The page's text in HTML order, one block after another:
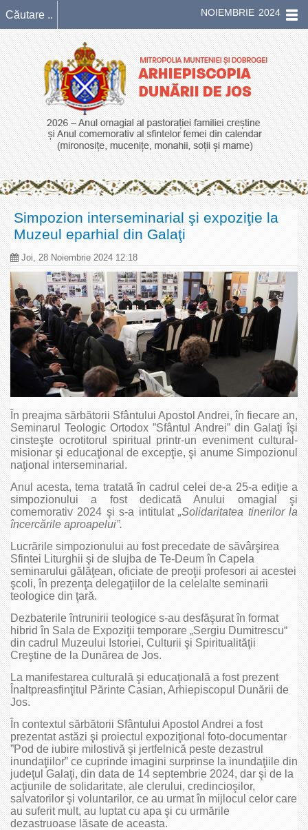
NOIEMBRIE 2024
Simpozion interseminarial şi expoziţie la
Muzeul eparhial din Galaţi
Joi, 28 Noiembrie 2024 12:18
În preajma sărbătorii Sfântului Apostol Andrei, în fiecare an,
Seminarul Teologic Ortodox ”Sfântul Andrei” din Galaţi îşi
cinsteşte ocrotitorul spiritual printr-un eveniment cultural-
misionar şi educaţional de excepţie, şi anume Simpozionul
naţional interseminarial.
Anul acesta, tema tratată în cadrul celei de-a 25-a ediţie a
simpozionului a fost dedicată Anului omagial şi
comemorativ 2024 şi s-a intitulat„Solidaritatea tinerilor la
încercările aproapelui”.
Lucrările simpozionului au fost precedate de săvârşirea
Sfintei Liturghii şi de slujba de Te-Deum în Capela
seminarului gălăţean, oficiate de preoţii profesori ai acestei
şcoli, în prezenţa delegaţiilor de la celelalte seminarii
teologice din ţară.
Dezbaterile întrunirii teologice s-au desfăşurat în format
hibrid în Sala de Expoziţii temporare „Sergiu Dumitrescu“
din cadrul Muzeului Istoriei, Culturii şi Spiritualităţii
Creştine de la Dunărea de Jos.
La manifestarea culturală şi educaţională a fost prezent
Înaltpreasfinţitul Părinte Casian, Arhiepiscopul Dunării de
Jos.
În contextul sărbătorii Sfântului Apostol Andrei a fost
prezentat astăzi şi proiectul expoziţional foto-documentar
”Pod de iubire milostivă şi jertfelnică peste dezastrul
inundaţiilor” ce cuprinde imagini surprinse la inundaţiile din
judeţul Galaţi, din data de 14 septembrie 2024, dar şi de la
acţiunile de solidaritate, ale clerului, credincioşilor,
salvatorilor şi voluntarilor, ce au urmat în mijlocul celor care
au suferit mult, au luptat cu apa şi cu urmările
dezastruoase lăsate de aceasta.